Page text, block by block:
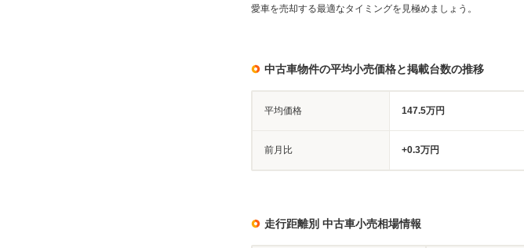
愛車を売却する最適なタイミングを見極めましょう。
中古車物件の平均小売価格と掲載台数の推移
平均価格 147.5万円
前月比 +0.3万円
走行距離別 中古車小売相場情報